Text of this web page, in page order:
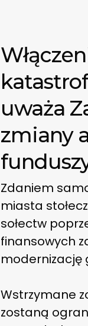
uważa
zmiany
Zdaniem
miasta
sołectw
finansowych
modernizację
Wstrzymane
zostaną